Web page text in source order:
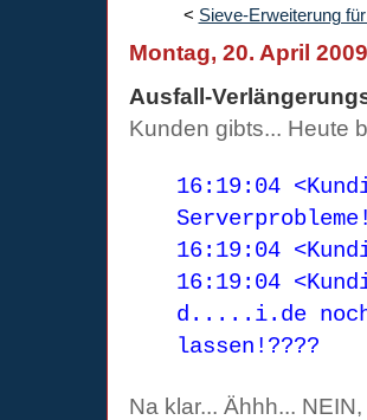
< Sieve-Erweiterung
Montag, 20. April 2009
Ausfall-
Kunden gibts... Heute
16:19:04
16:19:04
16:19:04
d.....i.de noch
lassen!????
Na klar... Ähhh...